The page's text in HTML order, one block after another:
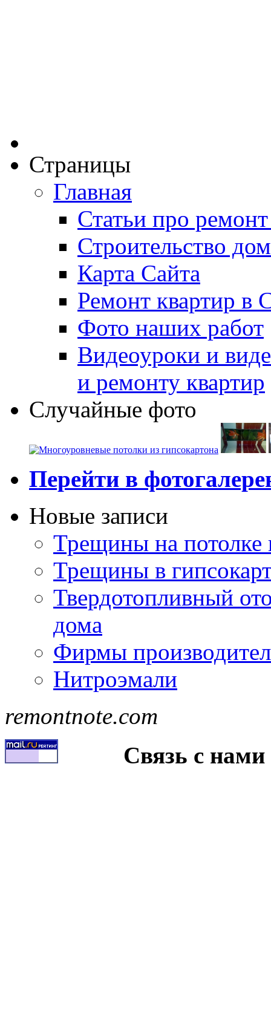
Страницы
Главная
Статьи про
Строительство
Карта Сайта
Ремонт квартир в
Фото наших работ
Видеоуроки и
и ремонту квартир
Случайные фото
Перейти в
Новые записи
Трещины на потолке
Трещины в
Твердотопливный
дома
Фирмы
Нитроэмали
remontnote.com
Связь с